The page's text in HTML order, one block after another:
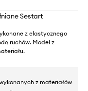
Sestart
z elastycznego
ruchów. Model z
z materiałów